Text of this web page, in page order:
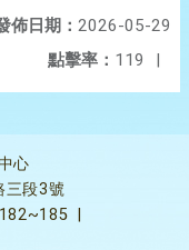
佈日期： 2026-05-29
點擊率： 119 |
心
三段3號